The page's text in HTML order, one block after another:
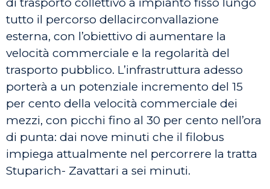
tutto il percorso dellacirconvallazione
esterna, con l’obiettivo di aumentare la
velocità commerciale e la regolarità del
trasporto pubblico. L’infrastruttura adesso
porterà a un potenziale incremento del 15
per cento della velocità commerciale dei
mezzi, con picchi fino al 30 per cento nell’ora
di punta: dai nove minuti che il filobus
impiega attualmente nel percorrere la tratta
Stuparich- Zavattari a sei minuti.